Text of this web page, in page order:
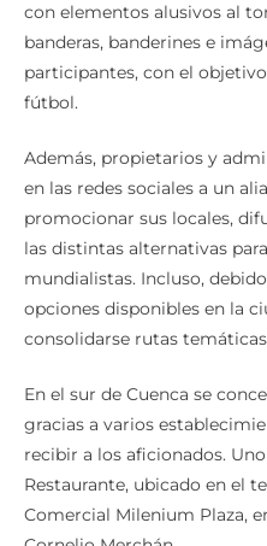
con elementos alusivos al
banderas, banderines e
participantes, con el
fútbol.
Además, propietarios y
en las redes sociales a un
promocionar sus locales,
las distintas alternativas
mundialistas. Incluso,
opciones disponibles en la
consolidarse rutas
En el sur de Cuenca se
gracias a varios
recibir a los aficionados.
Restaurante, ubicado en el
Comercial Milenium Plaza,